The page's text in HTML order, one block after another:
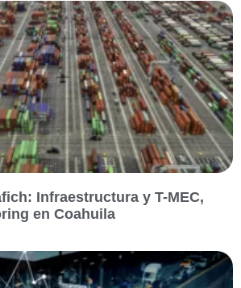
Infraestructura y T-MEC,
en Coahuila